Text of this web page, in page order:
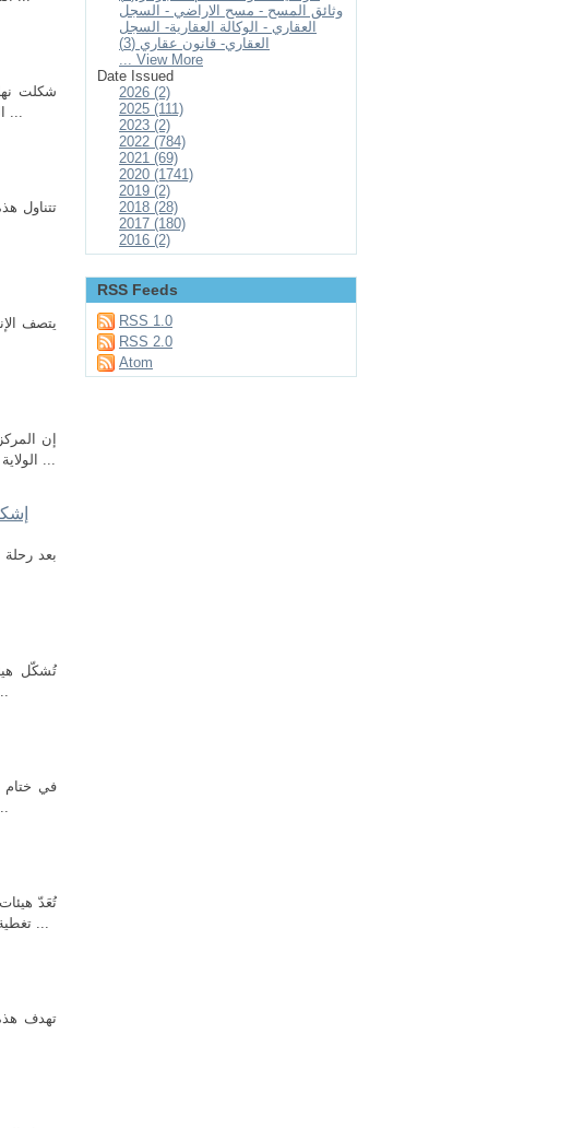
الحلفاء: الولايات المتحدة الأمريكية، فرنسا، بريطانيا ، الاتحاد السوفياتي ) من بسط نفوذها على العالم واقترحت نظاما ...
تتناول
يتصف
إن
الولاية أو قوانين أخرى ذات صلة عمل أو ساهم على تقوية هذا المركز على المستوى المحلي على حساب المجالس المحلية ...
بعد رحلة
تُشكّل
الأنجلوسكسوني، الذي يربط الرقابة بالمجالس التشريعية
في ختام
النتائج التي تعكس حجم التحدي، وبناءً عليها نقدم جملة
تُعَدّ
تغطية نفقات العلاج والاستشفاء لفئات واسعة من المواطنين. وتتكفل هذه الهيئات، وعلى رأسها الصندوق الوطني للتأمينات ...
تهدف هذه
وثائق المسح - مسح الاراضي - السجل
العقاري - الوكالة العقارية- السجل
العقاري- قانون عقاري (3)
... View More
Date Issued
2026 (2)
2025 (111)
2023 (2)
2022 (784)
2021 (69)
2020 (1741)
2019 (2)
2018 (28)
2017 (180)
2016 (2)
RSS Feeds
RSS 1.0
RSS 2.0
Atom